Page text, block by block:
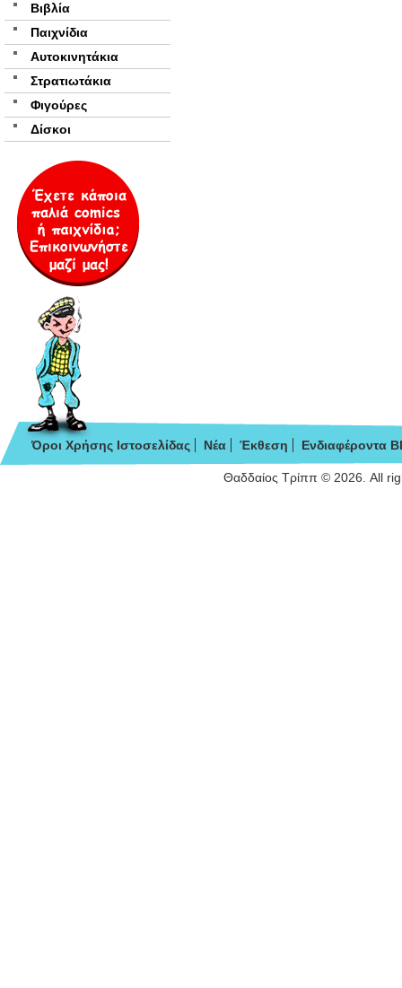
Βιβλία
Παιχνίδια
Αυτοκινητάκια
Στρατιωτάκια
Φιγούρες
Δίσκοι
Όροι Χρήσης Ιστοσελίδας Νέα Έκθεση Ενδιαφέροντα
Θαδδαίος Τρίππ © 2026. All